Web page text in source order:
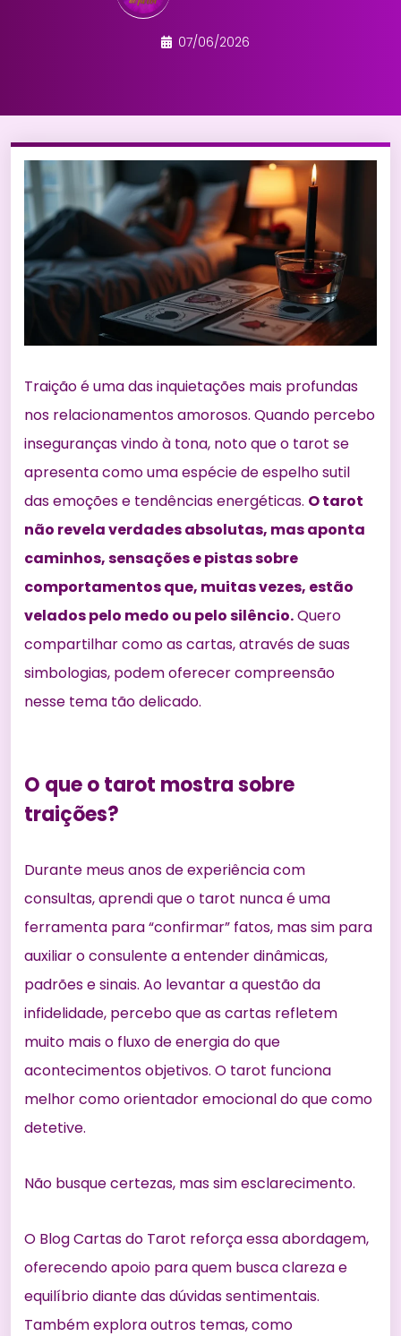
07/06/2026
Traição é uma das inquietações mais profundas
nos relacionamentos amorosos. Quando percebo
inseguranças vindo à tona, noto que o tarot se
apresenta como uma espécie de espelho sutil
das emoções e tendências energéticas. O tarot
não revela verdades absolutas, mas aponta
caminhos, sensações e pistas sobre
comportamentos que, muitas vezes, estão
velados pelo medo ou pelo silêncio.Quero
compartilhar como as cartas, através de suas
simbologias, podem oferecer compreensão
nesse tema tão delicado.
O que o tarot mostra sobre
traições?
Durante meus anos de experiência com
consultas, aprendi que o tarot nunca é uma
ferramenta para “confirmar” fatos, mas sim para
auxiliar o consulente a entender dinâmicas,
padrões e sinais. Ao levantar a questão da
infidelidade, percebo que as cartas refletem
muito mais o fluxo de energia do que
acontecimentos objetivos. O tarot funciona
melhor como orientador emocional do que como
detetive.
Não busque certezas, mas sim esclarecimento.
O Blog Cartas do Tarot reforça essa abordagem,
oferecendo apoio para quem busca clareza e
equilíbrio diante das dúvidas sentimentais.
Também explora outros temas, como